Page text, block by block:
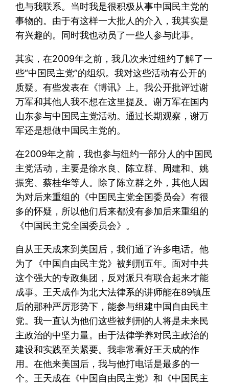
也与我联系。当时我是很积极从事中国民主党的
事物的。由于有这样一大批人的介入，我其实是
有兴趣的。同时我也动员了一些人参与此事。
其实，在2009年之前，我几次来过纽约了解了一
些“中国民主党”的组织。我对这些活动有公开的
质疑。有些发表在《博讯》上。我公开批评过谢
万军和其他人我不想在这里提及。谢万军在国内
山东参与中国民主党活动。通过长期观察，谢万
军还是想做中国民主党的。
在2009年之前，我也参与纽约一部分人的中国民
主党活动，主要是徐水良、陈立群、周建和、姚
振宪、蔡桂华等人。除了陈立群之外，其他人因
为对后来重组的《中国民主党全国委员会》有很
多的怀疑，所以他们后来都没有参加后来重组的
《中国民主党全国委员会》。
自从王天成来到美国后，我们通了许多电话。他
为了《中国自由民主党》被判刑五年。面对中共
这个强大的专政集团，反对派只有联合起来才能
成事。王天成作为北大法律系的讲师能在89镇压
后的那种严厉形势下，能参与组建中国自由民主
党。我一直认为他们这些被判刑的人将是未来民
主政治的中坚力量。由于法律学养对民主政治的
建设和实践至关紧要。我非常看好王天成的作
用。在他来美国后，我与他打电话是最多的一
个。王天成在《中国自由民主党》和《中国民主